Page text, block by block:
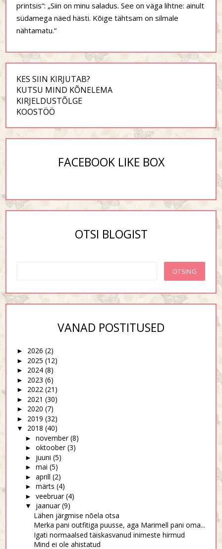
printsis“: „Siin on minu saladus. See on väga lihtne: ainult
südamega näed hästi. Kõige tähtsam on silmale
nähtamatu.“
KES SIIN KIRJUTAB?
KUTSU MIND KÕNELEMA
KIRJELDUSTÕLGE
KOOSTÖÖ
FACEBOOK LIKE BOX
OTSI BLOGIST
VANAD POSTITUSED
► 2026 (2)
► 2025 (12)
► 2024 (8)
► 2023 (6)
► 2022 (21)
► 2021 (30)
► 2020 (7)
► 2019 (32)
▼ 2018 (40)
► november (8)
► oktoober (3)
► juuni (5)
► mai (5)
► aprill (2)
► märts (4)
► veebruar (4)
▼ jaanuar (9)
Lähen järgmise nõela otsa
Merka pani outfitiga puusse, aga Marimell pani oma...
Igati normaalsed täiskasvanud inimeste hirmud
Mind ei ole ahistatud